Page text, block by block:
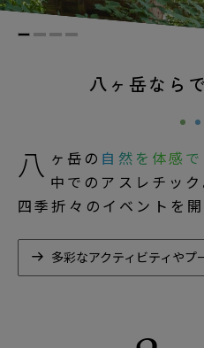
八ヶ岳なら
八 ヶ岳の 自然を体感で
中でのアスレチッ
四季折々のイベントを
多彩なアクティビティやプ